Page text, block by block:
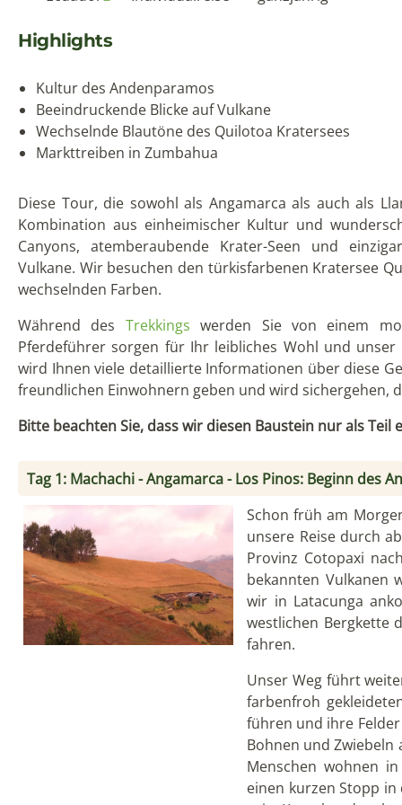
Highlights
Kultur des Andenparamos
Beeindruckende Blicke auf Vulkane
Wechselnde Blautöne des Quilotoa Kratersees
Markttreiben in Zumbahua
Diese Tour, die sowohl als Angamarca als auch als
Kombination aus einheimischer Kultur und
Canyons, atemberaubende Krater-Seen und
Vulkane. Wir besuchen den türkisfarbenen Kratersee
wechselnden Farben.
Während des Trekkingswerden Sie von einem
Pferdeführer sorgen für Ihr leibliches Wohl und
wird Ihnen viele detaillierte Informationen über diese
freundlichen Einwohnern geben und wird sichergehen,
Bitte beachten Sie, dass wir diesen Baustein nur als
Tag 1: Machachi - Angamarca - Los Pinos: Beginn des
Schon früh am
unsere Reise durch
Provinz Cotopaxi
bekannten Vulkanen
wir in Latacunga
westlichen Bergkette
fahren.
Unser Weg führt
farbenfroh
führen und ihre
Bohnen und Zwiebeln
Menschen wohnen
einen kurzen Stopp